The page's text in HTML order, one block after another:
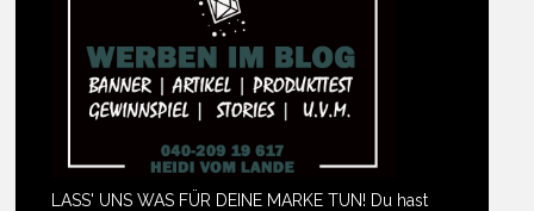
LASS' UNS WAS FÜR DEINE MARKE TUN! Du hast